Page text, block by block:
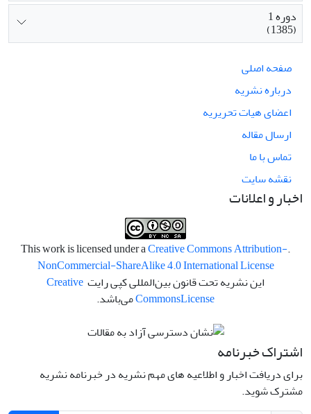
دوره 1
(1385)
صفحه اصلی
درباره نشریه
اعضای هیات تحریریه
ارسال مقاله
تماس با ما
نقشه سایت
اخبار و اعلانات
.This work is licensed under a
Creative Commons Attribution-
NonCommercial-ShareAlike 4.0 International License
این نشریه تحت قانون بین‌المللی کپی رایت Creative
CommonsLicense می‌باشد.
اشتراک خبرنامه
برای دریافت اخبار و اطلاعیه های مهم نشریه در خبرنامه نشریه
مشترک شوید.